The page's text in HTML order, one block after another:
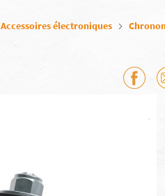
Accessoires électroniques